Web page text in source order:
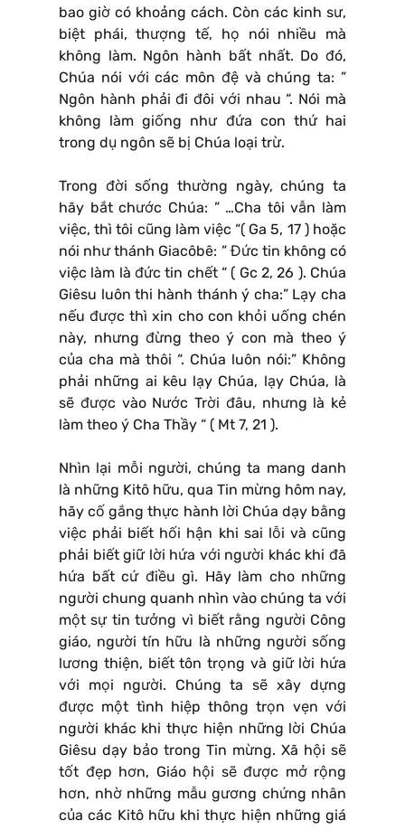
bao giờ có khoảng cách. Còn các kinh sư,
biệt phái, thượng tế, họ nói nhiều mà
không làm. Ngôn hành bất nhất. Do đó,
Chúa nói với các môn đệ và chúng ta: ”
Ngôn hành phải đi đôi với nhau “. Nói mà
không làm giống như đứa con thứ hai
trong dụ ngôn sẽ bị Chúa loại trừ.
Trong đời sống thường ngày, chúng ta
hãy bắt chước Chúa: ” …Cha tôi vẫn làm
việc, thì tôi cũng làm việc “( Ga 5, 17 ) hoặc
nói như thánh Giacôbê: ” Đức tin không có
việc làm là đức tin chết “ ( Gc 2, 26 ). Chúa
Giêsu luôn thi hành thánh ý cha:” Lạy cha
nếu được thì xin cho con khỏi uống chén
này, nhưng đừng theo ý con mà theo ý
của cha mà thôi “. Chúa luôn nói:” Không
phải những ai kêu lạy Chúa, lạy Chúa, là
sẽ được vào Nước Trời đâu, nhưng là kẻ
làm theo ý Cha Thầy “ ( Mt 7, 21 ).
Nhìn lại mỗi người, chúng ta mang danh
là những Kitô hữu, qua Tin mừng hôm nay,
hãy cố gắng thực hành lời Chúa dạy bằng
việc phải biết hối hận khi sai lỗi và cũng
phải biết giữ lời hứa với người khác khi đã
hứa bất cứ điều gì. Hãy làm cho những
người chung quanh nhìn vào chúng ta với
một sự tin tưởng vì biết rằng người Công
giáo, người tín hữu là những người sống
lương thiện, biết tôn trọng và giữ lời hứa
với mọi người. Chúng ta sẽ xây dựng
được một tình hiệp thông trọn vẹn với
người khác khi thực hiện những lời Chúa
Giêsu dạy bảo trong Tin mừng. Xã hội sẽ
tốt đẹp hơn, Giáo hội sẽ được mở rộng
hơn, nhờ những mẫu gương chứng nhân
của các Kitô hữu khi thực hiện những giá